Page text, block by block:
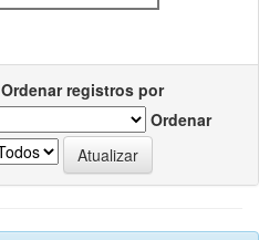
Ordenar registros por
Ordenar